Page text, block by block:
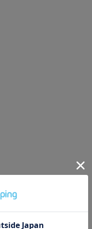
めしたい逸品です。
しい時季にも重宝しま
どの環境により、製品